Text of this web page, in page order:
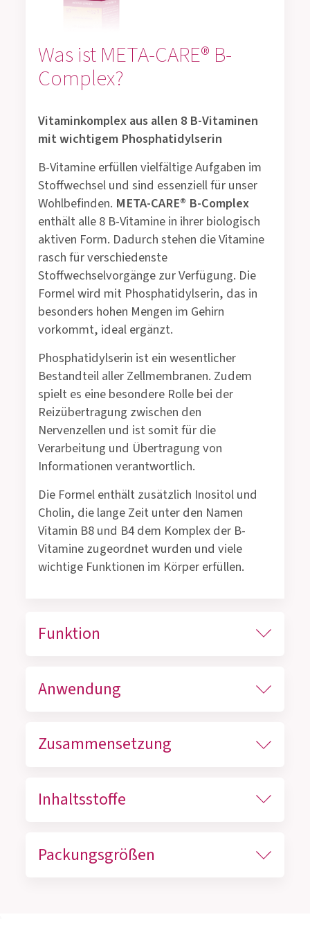
Was ist META-CARE® B-
Complex?
Vitaminkomplex aus allen 8 B-Vitaminen
mit wichtigem Phosphatidylserin
B-Vitamine erfüllen vielfältige Aufgaben im
Stoffwechsel und sind essenziell für unser
Wohlbefinden. META-CARE® B-Complex
enthält alle 8 B-Vitamine in ihrer biologisch
aktiven Form. Dadurch stehen die Vitamine
rasch für verschiedenste
Stoffwechselvorgänge zur Verfügung. Die
Formel wird mit Phosphatidylserin, das in
besonders hohen Mengen im Gehirn
vorkommt, ideal ergänzt.
Phosphatidylserin ist ein wesentlicher
Bestandteil aller Zellmembranen. Zudem
spielt es eine besondere Rolle bei der
Reizübertragung zwischen den
Nervenzellen und ist somit für die
Verarbeitung und Übertragung von
Informationen verantwortlich.
Die Formel enthält zusätzlich Inositol und
Cholin, die lange Zeit unter den Namen
Vitamin B8 und B4 dem Komplex der B-
Vitamine zugeordnet wurden und viele
wichtige Funktionen im Körper erfüllen.
Funktion
Anwendung
Zusammensetzung
Inhaltsstoffe
Packungsgrößen